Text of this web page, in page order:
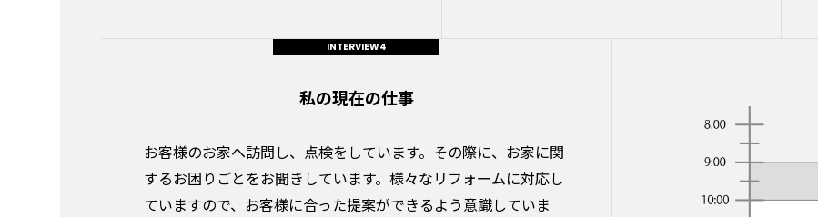
私の現在の仕事
お客様のお家へ訪問し、点検をしています。その際に、お家に関
するお困りごとをお聞きしています。様々なリフォームに対応し
ていますので、お客様に合った提案ができるよう意識していま